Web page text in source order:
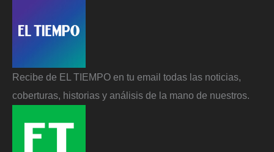
Recibe de EL TIEMPO en tu email todas las noticias,
coberturas, historias y análisis de la mano de nuestros.